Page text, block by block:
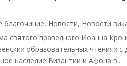
благочиние, Новости, Новости
святого праведного Иоанна
образовательных чтениях
наследие Византии и Афона в...